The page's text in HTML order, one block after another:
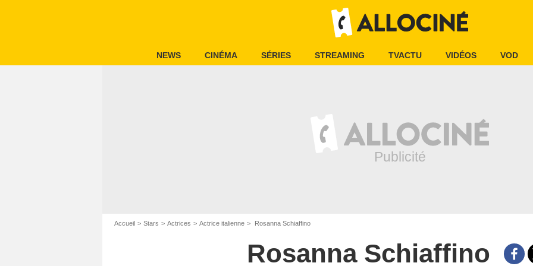
NEWS CINÉMA SÉRIES STREAMING TVACTU VIDÉOS VOD
Accueil Stars Actrices Actrice italienne Rosanna Schiaffino
Rosanna Schiaffino